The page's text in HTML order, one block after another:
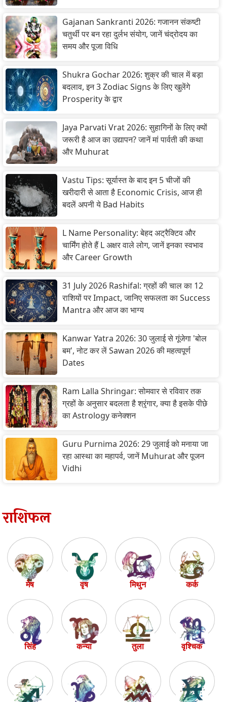
Gajanan Sankranti 2026: गजानन संकष्टी
चतुर्थी पर बन रहा दुर्लभ संयोग, जानें चंद्रोदय का
समय और पूजा विधि
Shukra Gochar 2026: शुक्र की चाल में बड़ा
बदलाव, इन 3 Zodiac Signs के लिए खुलेंगे
Prosperity के द्वार
Jaya Parvati Vrat 2026: सुहागिनों के लिए क्यों
जरूरी है आज का उद्यापन? जानें मां पार्वती की कथा
और Muhurat
Vastu Tips: सूर्यास्त के बाद इन 5 चीजों की
खरीदारी से आता है Economic Crisis, आज ही
बदलें अपनी ये Bad Habits
L Name Personality: बेहद अट्रैक्टिव और
चार्मिंग होते हैं L अक्षर वाले लोग, जानें इनका स्वभाव
और Career Growth
31 July 2026 Rashifal: ग्रहों की चाल का 12
राशियों पर Impact, जानिए सफलता का Success
Mantra और आज का भाग्य
Kanwar Yatra 2026: 30 जुलाई से गूंजेगा 'बोल
बम', नोट कर लें Sawan 2026 की महत्वपूर्ण
Dates
Ram Lalla Shringar: सोमवार से रविवार तक
ग्रहों के अनुसार बदलता है श्रृंगार, क्या है इसके पीछे
का Astrology कनेक्शन
Guru Purnima 2026: 29 जुलाई को मनाया जा
रहा आस्था का महापर्व, जानें Muhurat और पूजन
Vidhi
राशिफल
मेष वृष मिथुन कर्क
सिंह कन्या तुला वृश्चिक